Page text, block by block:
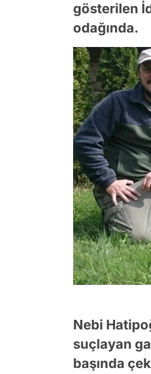
gösterilen
odağında.
Nebi
suçlayan
başında